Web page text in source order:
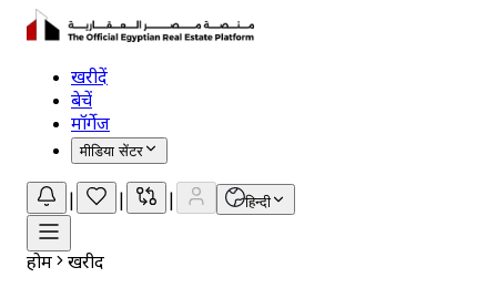
खरीदें
बेचें
मॉर्गेज
मीडिया सेंटर
हिन्दी
होम खरीदें